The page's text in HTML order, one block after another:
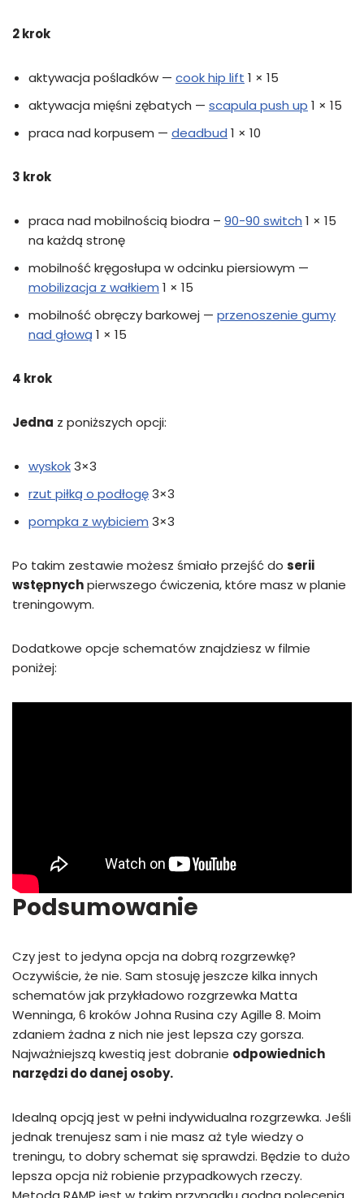
2 krok
aktywacja pośladków — cook hip lift 1 × 15
aktywacja mięśni zębatych — scapula push up 1 × 15
praca nad korpusem — deadbud 1 × 10
3 krok
praca nad mobilnością biodra – 90-90 switch 1 × 15
na każdą stronę
mobilność kręgosłupa w odcinku piersiowym —
mobilizacja z wałkiem 1 × 15
mobilność obręczy barkowej — przenoszenie gumy
nad głową 1 × 15
4 krok
Jedna z poniższych opcji:
wyskok3×3
rzut piłką o podłogę3×3
pompka z wybiciem 3×3
Po takim zestawie możesz śmiało przejść do serii
wstępnychpierwszego ćwiczenia, które masz w planie
treningowym.
Dodatkowe opcje schematów znajdziesz w filmie
poniżej:
Podsumowanie
Czy jest to jedyna opcja na dobrą rozgrzewkę?
Oczywiście, że nie. Sam stosuję jeszcze kilka innych
schematów jak przykładowo rozgrzewka Matta
Wenninga, 6 kroków Johna Rusina czy Agille 8. Moim
zdaniem żadna z nich nie jest lepsza czy gorsza.
Najważniejszą kwestią jest dobranie odpowiednich
narzędzi do danej osoby.
Idealną opcją jest w pełni indywidualna rozgrzewka. Jeśli
jednak trenujesz sam i nie masz aż tyle wiedzy o
treningu, to dobry schemat się sprawdzi. Będzie to dużo
lepsza opcja niż robienie przypadkowych rzeczy.